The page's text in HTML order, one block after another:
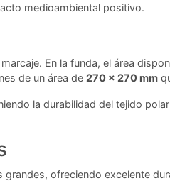
medioambiental positivo.
En la funda, el área
de un área de 270 x 270 mm
la durabilidad del tejido
ofreciendo excelente